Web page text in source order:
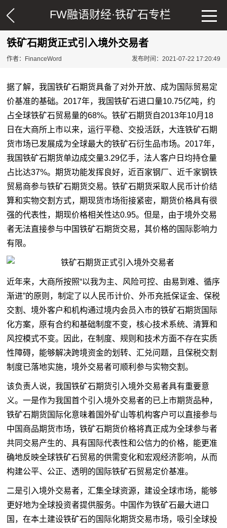
FW融语财经·铁矿石专栏
铁矿石期货正式引入境外交易者
作者：FinanceWord 发布时间：2021-07-22 17:20:49
据了解，我国铁矿石期货具备了对外开放、成为国际贸易定
价基准的基础。2017年，我国铁矿石进口量10.75亿吨，约
占全球铁矿石贸易量的68%。铁矿石期货自2013年10月18
日在大商所上市以来，运行平稳、交投活跃，大连铁矿石期
货市场已发展成为全球最大的铁矿石衍生品市场。2017年，
我国铁矿石期货单边成交量3.29亿手，法人客户日均持仓量
占比达37%。期货功能发挥良好，近百家钢厂、近千家钢铁
贸易商参与铁矿石期货交易。铁矿石期货采取人民币计价结
算和实物交割方式，期现货市场衔接紧密，期货价格具有很
强的代表性，期现价格相关性达0.95。但是，由于境外交易
者无法直接参与中国铁矿石期货交易，其价格的国际影响力
有限。
近年来，大商所按照“以我为主、风险可控、由易到难、循序
渐进”的原则，制定了以人民币计价、外币充抵保证金、保税
交割、境外客户和机构通过境内会员入市的铁矿石期货国际
化方案，原有合约和基础制度不变，核心技术系统、清算和
风控模式不变。因此，在制度、规则和技术方面不存在实质
性障碍，能够解决跨境资金的划转、汇兑问题，且保税交割
制度已落地实施，境外交易者可顺利参与实物交割。
该负责人说，我国铁矿石期货引入境外交易者具有重要意
义。一是作为我国首个引入境外交易者的已上市期货品种，
铁矿石期货国际化意味着国外矿山等机构客户可以直接参与
中国商品期货市场，铁矿石期货价格将真正成为全球参与者
共同交易产生的、具有国际代表性和公信力的价格，能更准
确地反映全球铁矿石贸易的供需变化和宏观经济影响，从而
构建公平、公正、透明的国际铁矿石贸易定价基准。
二是引入境外交易者，汇集全球资源，建设全球市场，能够
更好地为全球投资者提供服务。中国作为铁矿石最大进口
国，在本土建设铁矿石的国际化期货交易市场，吸引全球投